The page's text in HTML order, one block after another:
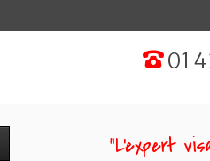
01
“L'expert